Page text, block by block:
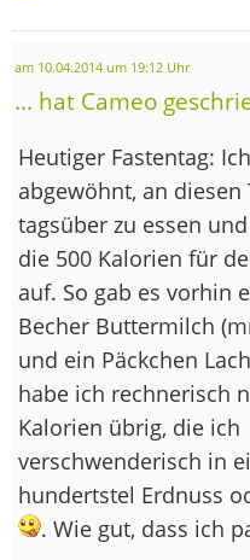
am 10.04.2014 um 19:12 Uhr
... hat Cameo
Heutiger Fastentag:
abgewöhnt, an diesen
tagsüber zu essen
die 500 Kalorien für
auf. So gab es vorhin
Becher Buttermilch
und ein Päckchen
habe ich rechnerisch
Kalorien übrig, die ich
verschwenderisch in
hundertstel Erdnuss
. Wie gut, dass ich